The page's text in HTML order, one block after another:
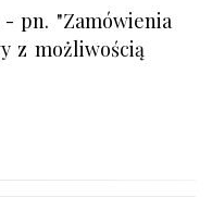
pn. "Zamówienia
z możliwością